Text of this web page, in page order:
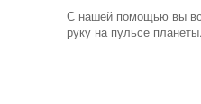
С нашей помощью вы
руку на пульсе планеты.